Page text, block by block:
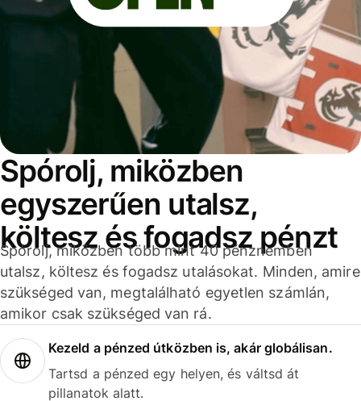
Spórolj, miközben
egyszerűen utalsz,
költesz és fogadsz pénzt
Spórolj, miközben több mint 40 pénznemben
utalsz, költesz és fogadsz utalásokat. Minden, amire
szükséged van, megtalálható egyetlen számlán,
amikor csak szükséged van rá.
Kezeld a pénzed útközben is, akár globálisan.
Tartsd a pénzed egy helyen, és váltsd át
pillanatok alatt.